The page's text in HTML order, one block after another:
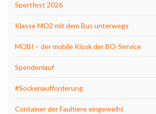
Sportfest 2026
Klasse MO2 mit dem Bus unterwegs
MOBI – der mobile Kiosk der BO-Service
Spendenlauf
#Sockenaufforderung
Container der Faultiere eingeweiht